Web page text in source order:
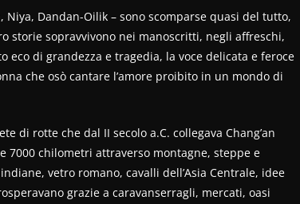
Dandan-Oilik – sono scomparse quasi del tutto,
storie sopravvivono nei manoscritti, negli affreschi,
eco di grandezza e tragedia, la voce delicata e feroce
che osò cantare l’amore proibito in un mondo di
di rotte che dal II secolo a.C. collegava Chang’an
7000 chilometri attraverso montagne, steppe e
vetro romano, cavalli dell’Asia Centrale, idee
grazie a caravanserragli, mercati, oasi